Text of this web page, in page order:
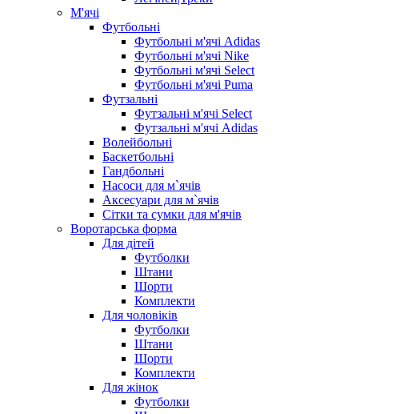
М'ячі
Футбольні
Футбольні м'ячі Adidas
Футбольні м'ячі Nike
Футбольні м'ячі Select
Футбольні м'ячі Puma
Футзальні
Футзальні м'ячі Select
Футзальні м'ячі Adidas
Волейбольні
Баскетбольні
Гандбольні
Насоси для м`ячів
Аксесуари для м`ячів
Сітки та сумки для м'ячів
Воротарська форма
Для дітей
Футболки
Штани
Шорти
Комплекти
Для чоловіків
Футболки
Штани
Шорти
Комплекти
Для жінок
Футболки